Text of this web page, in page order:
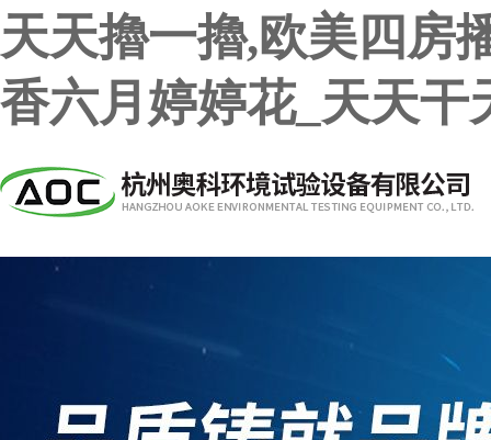
天天擼一擼,欧美四房
香六月婷婷花_天天干